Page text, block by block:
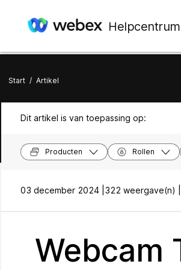
Helpcentrum
Start / Artikel
Dit artikel is van toepassing op:
Producten Rollen
03 december 2024 | 322 weergave(n) |
Webcam